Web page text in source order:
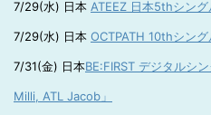
7/29(水) 日本 ATEEZ 日本5thシング
7/29(水) 日本 OCTPATH 10thシング
7/31(金) 日本BE:FIRST デジタルシ
Milli, ATL Jacob」